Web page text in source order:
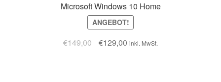
Microsoft Windows 10 Home
ANGEBOT!
€149,00 €129,00 inkl. MwSt.